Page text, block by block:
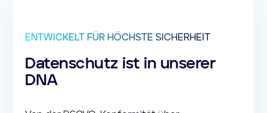
ENTWICKELT FÜR HÖCHSTE SICHERHEIT
Datenschutz ist in unserer
DNA